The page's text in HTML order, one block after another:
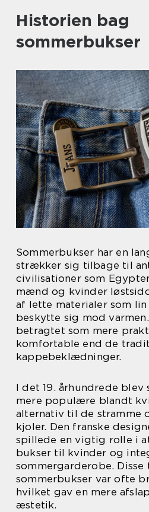
Historien bag
sommerbukser
Sommerbukser har en
strækker sig tilbage til
civilisationer som
mænd og kvinder
af lette materialer som
beskytte sig mod
betragtet som mere
komfortable end de
kappebeklædninger.
I det 19. århundrede blev
mere populære blandt
alternativ til de stramme
kjoler. Den franske
spillede en vigtig rolle i
bukser til kvinder og
sommergarderobe.
sommerbukser var ofte
hvilket gav en mere
æstetik.